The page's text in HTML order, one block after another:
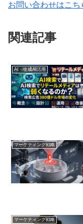
お問い合わせはこち
関連記事
AI・生成AI活用
マーケティング戦略
マーケティング戦略